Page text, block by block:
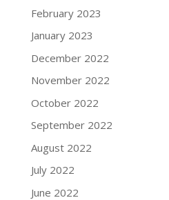
February 2023
January 2023
December 2022
November 2022
October 2022
September 2022
August 2022
July 2022
June 2022